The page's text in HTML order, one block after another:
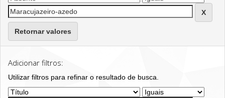
Retornar valores
Adicionar filtros:
Utilizar filtros para refinar o resultado de busca.